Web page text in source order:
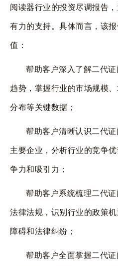
阅读器行业的投资尽调报告
有力的支持。具体而言，该
值：
帮助客户深入了解二代
趋势，掌握行业的市场规模
分布等关键数据；
帮助客户清晰认识二代
主要企业，分析行业的竞争
争力和吸引力；
帮助客户系统梳理二代
法律法规，识别行业的政策
障碍和法律纠纷；
帮助客户全面掌握二代